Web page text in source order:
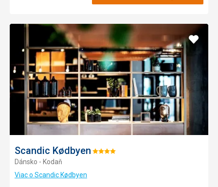
Scandic Kødbyen Hodnotenie:
Dánsko - Kodaň
Viac o Scandic Kødbyen
Pridať